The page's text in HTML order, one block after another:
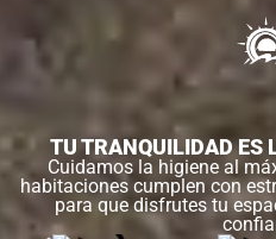
TU TRANQUILIDAD ES
Cuidamos la higiene al
habitaciones cumplen con
para que disfrutes tu